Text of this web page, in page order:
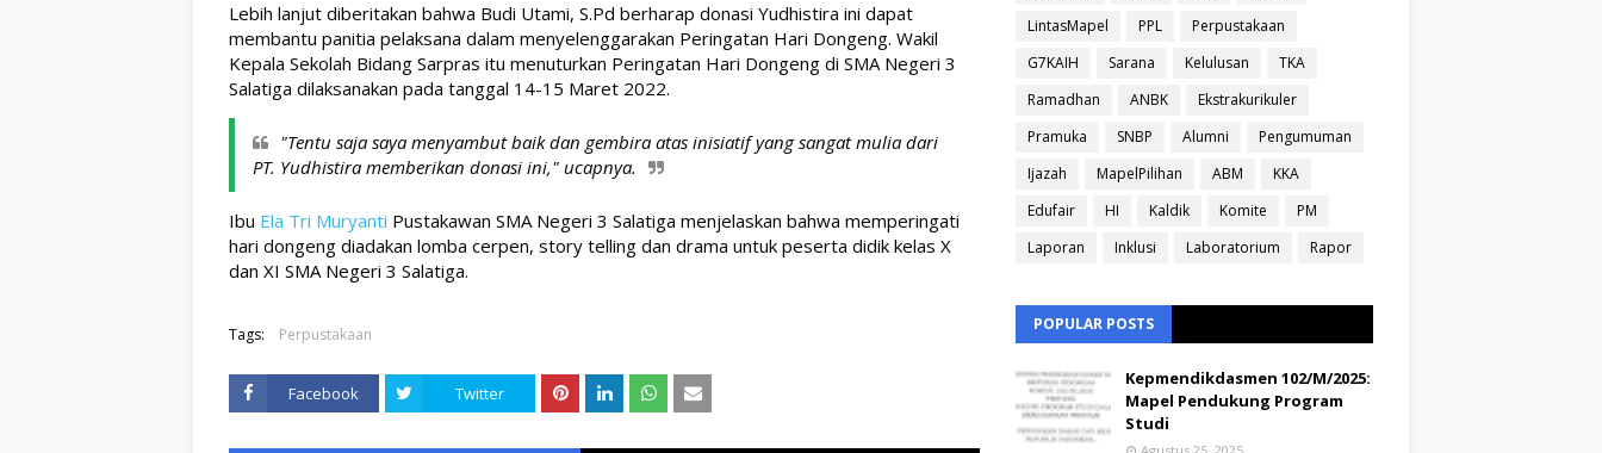
Lebih lanjut diberitakan bahwa Budi Utami, S.Pd berharap donasi Yudhistira ini dapat
membantu panitia pelaksana dalam menyelenggarakan Peringatan Hari Dongeng. Wakil
Kepala Sekolah Bidang Sarpras itu menuturkan Peringatan Hari Dongeng di SMA Negeri 3
Salatiga dilaksanakan pada tanggal 14-15 Maret 2022.
"Tentu saja saya menyambut baik dan gembira atas inisiatif yang sangat mulia dari
PT. Yudhistira memberikan donasi ini," ucapnya.
Ibu Ela Tri Muryanti Pustakawan SMA Negeri 3 Salatiga menjelaskan bahwa memperingati
hari dongeng diadakan lomba cerpen, story telling dan drama untuk peserta didik kelas X
dan XI SMA Negeri 3 Salatiga.
Tags: Perpustakaan
Facebook Twitter
LintasMapel
PPL
Perpustakaan
G7KAIH
Sarana Kelulusan
TKA
Ramadhan
ANBK
Ekstrakurikuler
Pramuka
SNBP Alumni
Pengumuman
Ijazah
MapelPilihan ABM
KKA
Edufair
HI Kaldik Komite
PM
Laporan
Inklusi Laboratorium Rapor
POPULAR POSTS
Kepmendikdasmen 102/M/2025:
Mapel Pendukung Program
Studi